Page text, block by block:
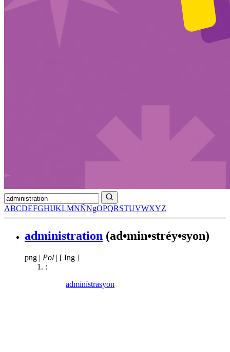
ABCDEFGHIJKLMNÑNgOPQRSTUVWXYZ
administration (ad•min•stréy•syon)
png | Pol | [ Ing ]
:
adminístrasyon